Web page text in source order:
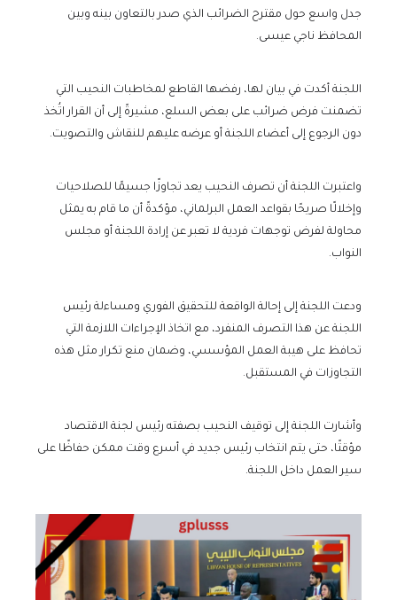
جدل واسع حول مقترح الضرائب الذي صدر بالتعاون بينه وبين
المحافظ ناجي عيسى.
اللجنة أكدت في بيان لها، رفضها القاطع لمخاطبات النحيب التي
تضمنت فرض ضرائب على بعض السلع، مشيرةً إلى أن القرار اتُخذ
دون الرجوع إلى أعضاء اللجنة أو عرضه عليهم للنقاش والتصويت.
واعتبرت اللجنة أن تصرف النحيب يعد تجاوزًا جسيمًا للصلاحيات
وإخلالًا صريحًا بقواعد العمل البرلماني، مؤكدةً أن ما قام به يمثل
محاولة لفرض توجهات فردية لا تعبر عن إرادة اللجنة أو مجلس
النواب.
ودعت اللجنة إلى إحالة الواقعة للتحقيق الفوري ومساءلة رئيس
اللجنة عن هذا التصرف المنفرد، مع اتخاذ الإجراءات اللازمة التي
تحافظ على هيبة العمل المؤسسي، وضمان منع تكرار مثل هذه
التجاوزات في المستقبل.
وأشارت اللجنة إلى توقيف النحيب بصفته رئيس لجنة الاقتصاد
مؤقتًا، حتى يتم انتخاب رئيس جديد في أسرع وقت ممكن حفاظًا على
سير العمل داخل اللجنة.